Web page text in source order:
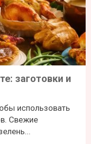
заготовки и
использовать
Свежие